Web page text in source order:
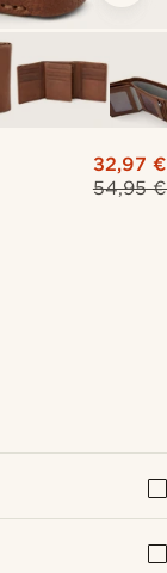
54,95 €
32,97 €